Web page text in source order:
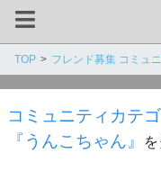
TOP フレンド募集 コミュ
コミュニティカテゴ
『うんこちゃん』